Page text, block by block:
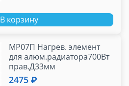
В корзину
МР07П Нагрев. элемент
для алюм.радиатора700Вт
прав.Д33мм
2475 ₽